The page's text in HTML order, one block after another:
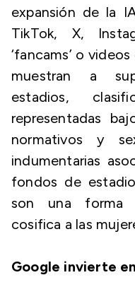
expansión de la
TikTok, X,
‘fancams’ o
muestran a
estadios,
representadas
normativos y
indumentarias
fondos de
son una forma
cosifica a las
Google invierte